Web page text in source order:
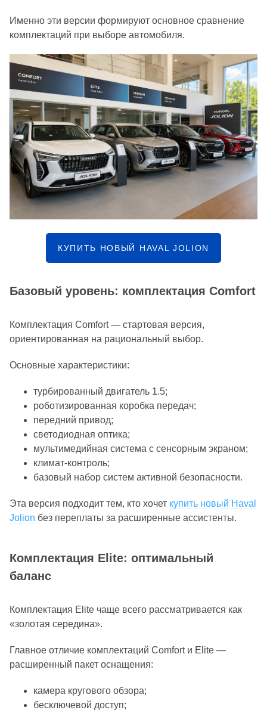
Именно эти версии формируют основное сравнение
комплектаций при выборе автомобиля.
КУПИТЬ НОВЫЙ HAVAL JOLION
Базовый уровень: комплектация Comfort
Комплектация Comfort — стартовая версия,
ориентированная на рациональный выбор.
Основные характеристики:
турбированный двигатель 1.5;
роботизированная коробка передач;
передний привод;
светодиодная оптика;
мультимедийная система с сенсорным экраном;
климат-контроль;
базовый набор систем активной безопасности.
Эта версия подходит тем, кто хочет купить новый Haval
Jolion без переплаты за расширенные ассистенты.
Комплектация Elite: оптимальный
баланс
Комплектация Elite чаще всего рассматривается как
«золотая середина».
Главное отличие комплектаций Comfort и Elite —
расширенный пакет оснащения:
камера кругового обзора;
бесключевой доступ;